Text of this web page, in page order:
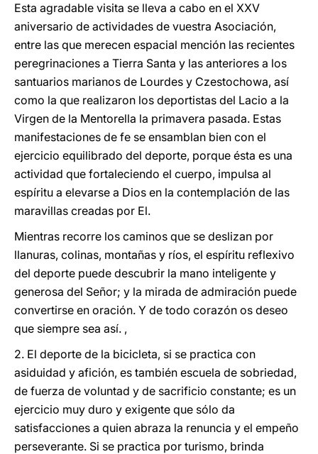
Esta agradable visita se lleva a cabo en el XXV
aniversario de actividades de vuestra Asociación,
entre las que merecen espacial mención las recientes
peregrinaciones a Tierra Santa y las anteriores a los
santuarios marianos de Lourdes y Czestochowa, así
como la que realizaron los deportistas del Lacio a la
Virgen de la Mentorella la primavera pasada. Estas
manifestaciones de fe se ensamblan bien con el
ejercicio equilibrado del deporte, porque ésta es una
actividad que fortaleciendo el cuerpo, impulsa al
espíritu a elevarse a Dios en la contemplación de las
maravillas creadas por El.
Mientras recorre los caminos que se deslizan por
llanuras, colinas, montañas y ríos, el espíritu reflexivo
del deporte puede descubrir la mano inteligente y
generosa del Señor; y la mirada de admiración puede
convertirse en oración. Y de todo corazón os deseo
que siempre sea así. ,
2. El deporte de la bicicleta, si se practica con
asiduidad y afición, es también escuela de sobriedad,
de fuerza de voluntad y de sacrificio constante; es un
ejercicio muy duro y exigente que sólo da
satisfacciones a quien abraza la renuncia y el empeño
perseverante. Si se practica por turismo, brinda